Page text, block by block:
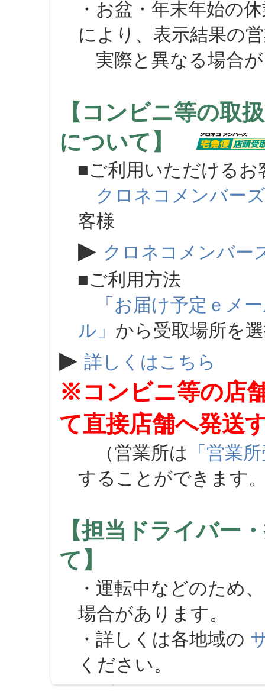
・お盆・年末年始の
により、表示結果の
実際と異なる場合が
【コンビニ等の取
について】
■ご利用いただけるお
クロネコメンバーズ
客様
▶ クロネコメンバー
■ご利用方法
「お届け予定ｅメ
ル」 から受取場所を
▶ 詳しくはこちら
※コンビニ等の店
て直接店舗へ発送
（営業所は 「営業
することができます
【担当ドライバー
て】
・運転中などのため
場合があります。
・詳しくは各地域の
ください。